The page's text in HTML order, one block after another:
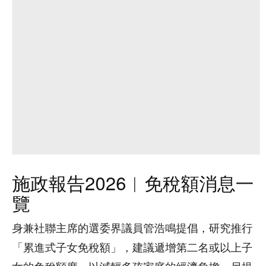
施政報告2026︱免稅額消息一
覽
身兼社聯主席的選委界議員管浩鳴提倡，研究推行
「累進式子女免稅額」，建議遞增第二名或以上子